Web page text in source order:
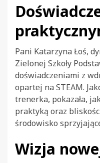
Pani Katarzyna Łoś,
Zielonej Szkoły
doświadczeniami z
opartej na STEAM.
trenerka, pokazała,
praktyką oraz
środowisko
Wizja